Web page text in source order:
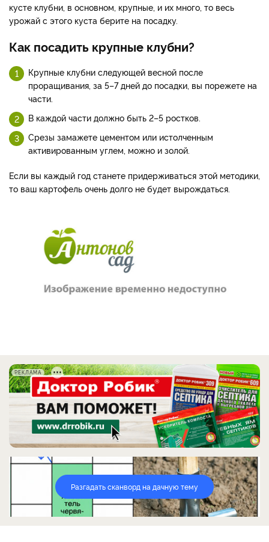
кусте клубни, в основном, крупные, и их много, то весь
урожай с этого куста берите на посадку.
Как посадить крупные клубни?
Крупные клубни следующей весной после
проращивания, за 5–7 дней до посадки, вы порежете на
части.
В каждой части должно быть 2–5 ростков.
Срезы замажете цементом или истолченным
активированным углем, можно и золой.
Если вы каждый год станете придерживаться этой методики,
то ваш картофель очень долго не будет вырождаться.
РЕКЛАМА
Разгадать сканворд на дачную тему